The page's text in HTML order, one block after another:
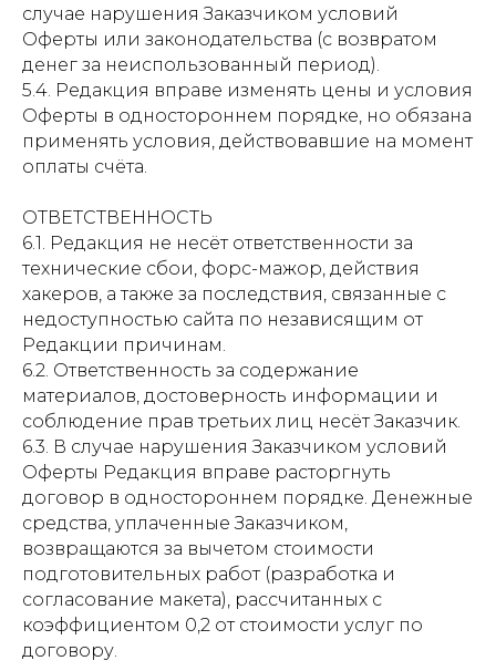
случае нарушения Заказчиком условий
Оферты или законодательства (с возвратом
денег за неиспользованный период).
5.4. Редакция вправе изменять цены и условия
Оферты в одностороннем порядке, но обязана
применять условия, действовавшие на момент
оплаты счёта.
ОТВЕТСТВЕННОСТЬ
6.1. Редакция не несёт ответственности за
технические сбои, форс-мажор, действия
хакеров, а также за последствия, связанные с
недоступностью сайта по независящим от
Редакции причинам.
6.2. Ответственность за содержание
материалов, достоверность информации и
соблюдение прав третьих лиц несёт Заказчик.
6.3. В случае нарушения Заказчиком условий
Оферты Редакция вправе расторгнуть
договор в одностороннем порядке. Денежные
средства, уплаченные Заказчиком,
возвращаются за вычетом стоимости
подготовительных работ (разработка и
согласование макета), рассчитанных с
коэффициентом 0,2 от стоимости услуг по
договору.